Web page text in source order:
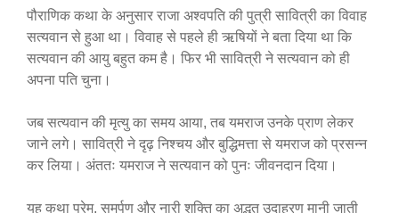
पौराणिक कथा के अनुसार राजा अश्वपति की पुत्री सावित्री का विवाह
सत्यवान से हुआ था। विवाह से पहले ही ऋषियों ने बता दिया था कि
सत्यवान की आयु बहुत कम है। फिर भी सावित्री ने सत्यवान को ही
अपना पति चुना।
जब सत्यवान की मृत्यु का समय आया, तब यमराज उनके प्राण लेकर
जाने लगे। सावित्री ने दृढ़ निश्चय और बुद्धिमत्ता से यमराज को प्रसन्न
कर लिया। अंततः यमराज ने सत्यवान को पुनः जीवनदान दिया।
यह कथा प्रेम, समर्पण और नारी शक्ति का अद्भुत उदाहरण मानी जाती